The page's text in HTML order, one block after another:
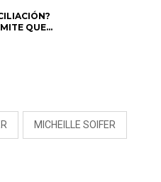
QUE
KORINA
LE CERRARÍA
MICHEILLE SOIFER